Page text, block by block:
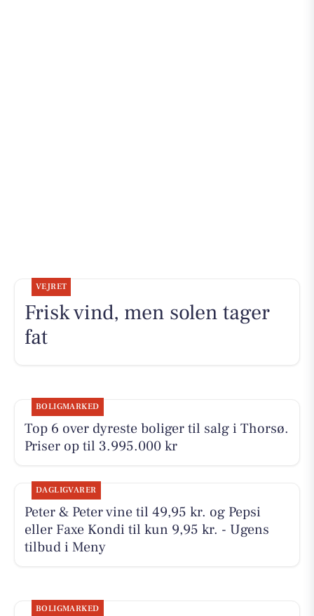
VEJRET
Frisk vind, men solen tager
fat
BOLIGMARKED
Top 6 over dyreste boliger til salg i Thorsø.
Priser op til 3.995.000 kr
DAGLIGVARER
Peter & Peter vine til 49,95 kr. og Pepsi
eller Faxe Kondi til kun 9,95 kr. - Ugens
tilbud i Meny
BOLIGMARKED